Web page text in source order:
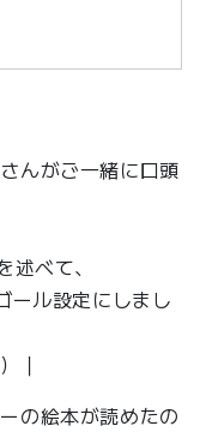
んがご一緒に口頭
べて、
ール設定にしまし
｜
の絵本が読めたの